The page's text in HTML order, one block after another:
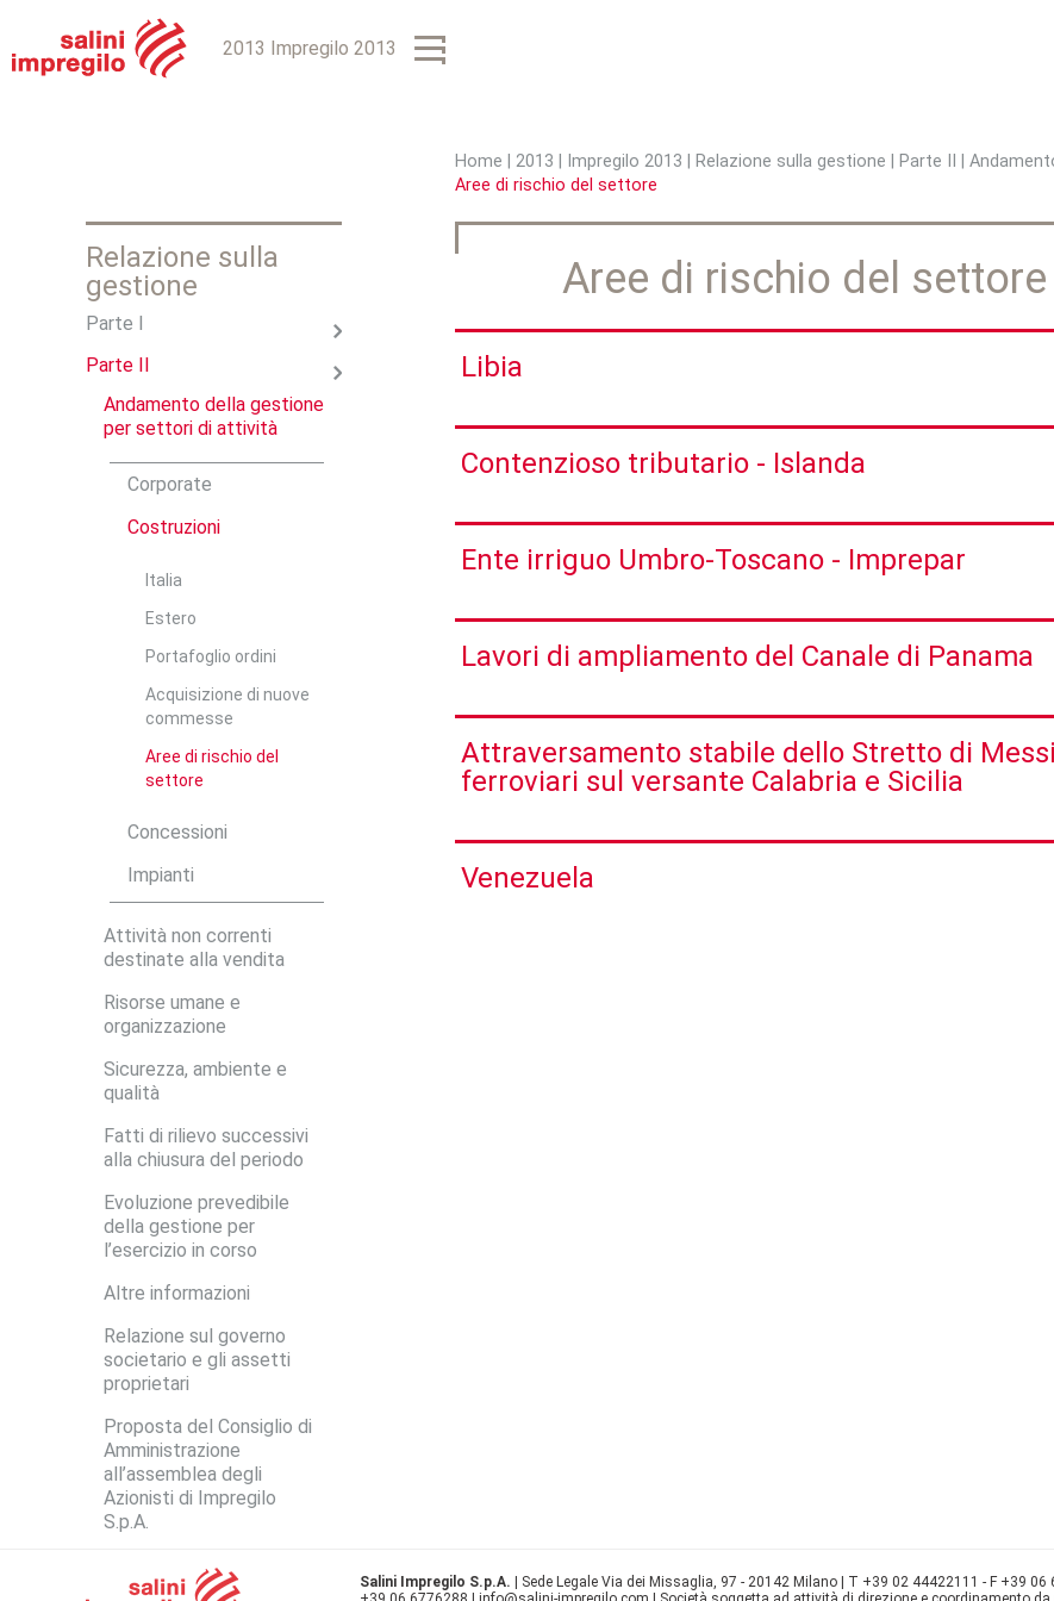
2013 Impregilo 2013
T
u
u
Home 2013 Impregilo 2013 Relazione sulla gestione Parte II
Aree di rischio del settore
Aree di rischio del settore
Libia
Contenzioso tributario - Islanda
Ente irriguo Umbro-Toscano - Imprepar
Lavori di ampliamento del Canale di Panama
Attraversamento stabile dello Stretto di
ferroviari sul versante Calabria e Sicilia
Venezuela
Relazione sulla
gestione
Parte I
Parte II
Andamento della gestione
per settori di attività
Corporate
Costruzioni
Italia
Estero
Portafoglio ordini
Acquisizione di nuove
commesse
Aree di rischio del
settore
Concessioni
Impianti
Attività non correnti
destinate alla vendita
Risorse umane e
organizzazione
Sicurezza, ambiente e
qualità
Fatti di rilievo successivi
alla chiusura del periodo
Evoluzione prevedibile
della gestione per
l’esercizio in corso
Altre informazioni
Relazione sul governo
societario e gli assetti
proprietari
Proposta del Consiglio di
Amministrazione
all’assemblea degli
Azionisti di Impregilo
S.p.A.
Salini Impregilo S.p.A. | Sede Legale Via dei Missaglia, 97 - 20142 Milano | T +39 02 44422111 - F +39